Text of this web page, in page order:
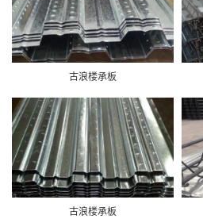
古浪楼承板
古浪楼承板